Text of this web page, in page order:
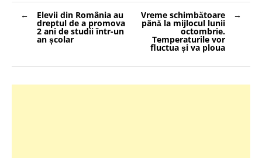
Navigare
în
articole
Elevii din România au
dreptul de a promova
2 ani de studii într-un
an școlar
Vreme schimbătoare
până la mijlocul lunii
octombrie.
Temperaturile vor
fluctua și va ploua